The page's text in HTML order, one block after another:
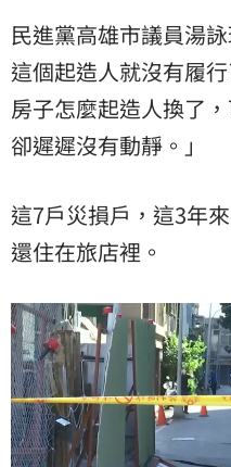
民進黨高雄市議員湯
這個起造人就沒有履
房子怎麼起造人換了
卻遲遲沒有動靜。」
這7戶災損戶，這3年
還住在旅店裡。